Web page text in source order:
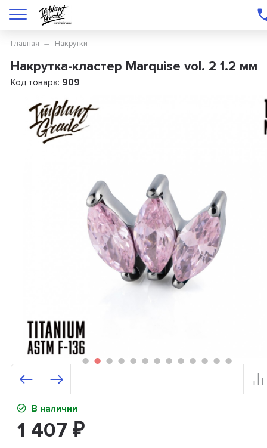
Главная Накрутки
Накрутка-кластер Marquise vol. 2 1.2 мм
Код товара: 909
В наличии
1 407₽